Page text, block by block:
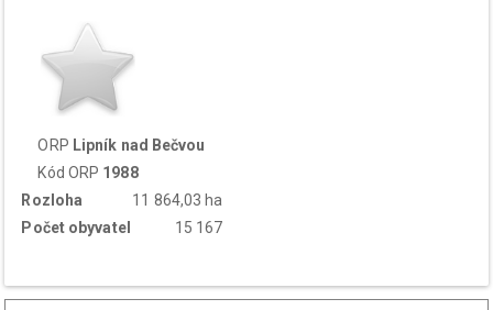
ORP Lipník nad Bečvou
Kód ORP 1988
Rozloha
11 864,03 ha
Počet obyvatel
15 167